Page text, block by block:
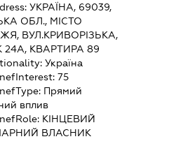
УКРАЇНА, 69039,
ОБЛ., МІСТО
ВУЛ.КРИВОРІЗЬКА,
КВАРТИРА 89
Україна
75
Прямий
вплив
КІНЦЕВИЙ
ВЛАСНИК